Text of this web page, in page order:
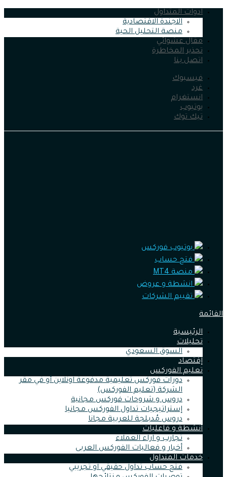
ادوات المتداول
الاجندة الاقتصادية
منصة التحليل الحية
مقال عشوائي
تحذير المخاطرة
اتصل بنا
فيسبوك
غرد
انستغرام
يوتيوب
تيك توك
يوتيوب فوركس
فتح حساب
منصة MT4
انشطة و عروض
تقييم الشركات
القائمة
الرئيسية
تحليلات
السوق السعودي
إقتصاد
تعليم الفوركس
دورات فوركس تعليمية مدفوعة اونلاين أو في مقر
الشركة (تعليم الفوركس)
دروس و شروحات فوركس مجانية
إستراتيجيات تداول الفوركس مجانيا
دروس مُدبلجة للعربية مجانا
أنشطة و فاعليات
تجارب و اراء العملاء
أخبار و فعاليات الفوركس العربى
خدمات المتداول
فتح حساب تداول حقيقي او تجريبي